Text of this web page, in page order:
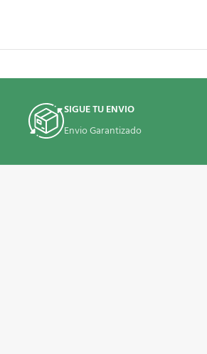
SIGUE TU ENVIO
Envio Garantizado